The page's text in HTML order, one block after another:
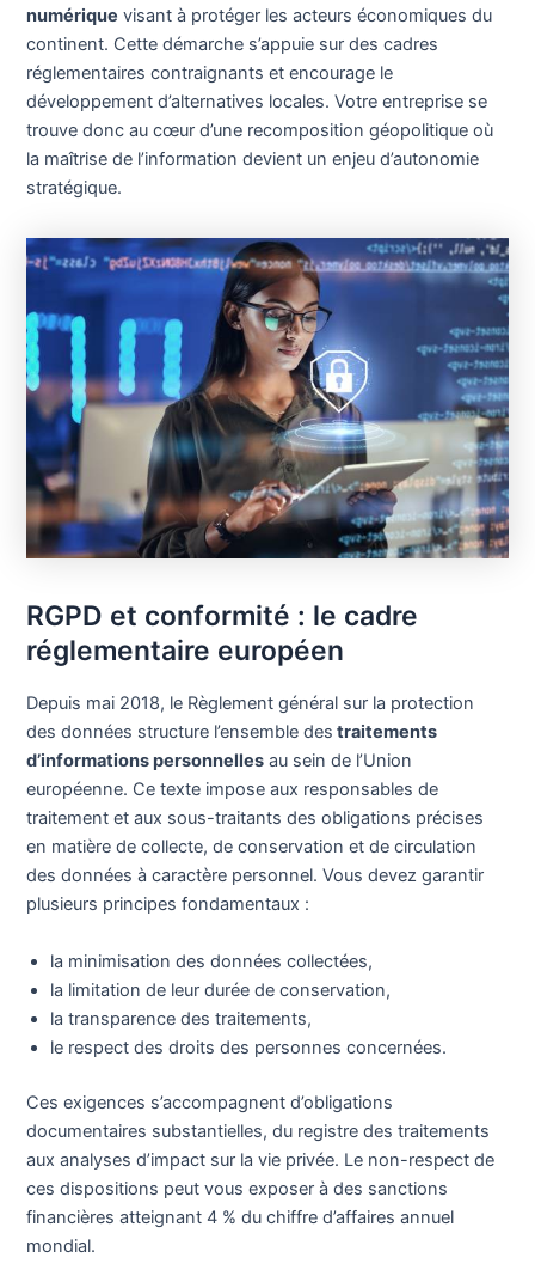
numérique visant à protéger les acteurs économiques du
continent. Cette démarche s’appuie sur des cadres
réglementaires contraignants et encourage le
développement d’alternatives locales. Votre entreprise se
trouve donc au cœur d’une recomposition géopolitique où
la maîtrise de l’information devient un enjeu d’autonomie
stratégique.
RGPD et conformité : le cadre
réglementaire européen
Depuis mai 2018, le Règlement général sur la protection
des données structure l’ensemble des traitements
d’informations personnelles au sein de l’Union
européenne. Ce texte impose aux responsables de
traitement et aux sous-traitants des obligations précises
en matière de collecte, de conservation et de circulation
des données à caractère personnel. Vous devez garantir
plusieurs principes fondamentaux :
la minimisation des données collectées,
la limitation de leur durée de conservation,
la transparence des traitements,
le respect des droits des personnes concernées.
Ces exigences s’accompagnent d’obligations
documentaires substantielles, du registre des traitements
aux analyses d’impact sur la vie privée. Le non-respect de
ces dispositions peut vous exposer à des sanctions
financières atteignant 4 % du chiffre d’affaires annuel
mondial.